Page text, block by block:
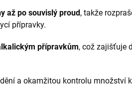
až po souvislý proud, takže
přípravky.
přípravkům, což zajišťuje
a okamžitou kontrolu množství